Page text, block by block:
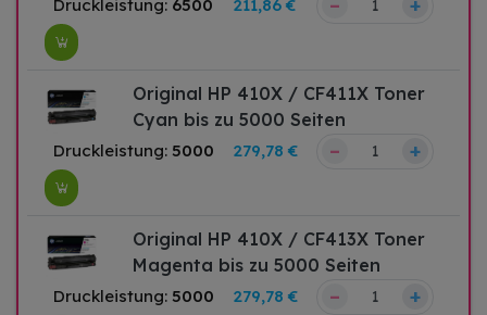
Druckleistung: 6500 211,86 €
Original HP 410X / CF411X Toner
Cyan bis zu 5000 Seiten
Druckleistung: 5000 279,78 € – +
Original HP 410X / CF413X Toner
Magenta bis zu 5000 Seiten
Druckleistung: 5000 279,78 € – +